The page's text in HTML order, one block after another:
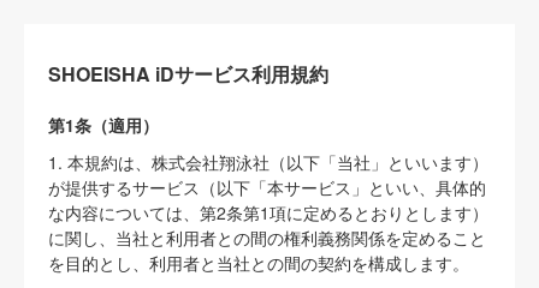
SHOEISHA iDサービス利用規約
第1条（適用）
1. 本規約は、株式会社翔泳社（以下「当社」といいます）
が提供するサービス（以下「本サービス」といい、具体的
な内容については、第2条第1項に定めるとおりとします）
に関し、当社と利用者との間の権利義務関係を定めること
を目的とし、利用者と当社との間の契約を構成します。